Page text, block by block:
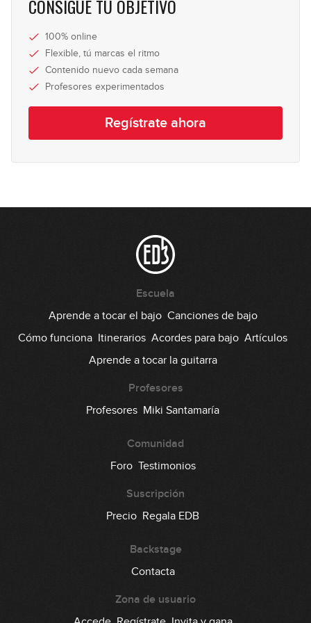
16
Consejos
CONSIGUE TU OBJETIVO
100% online
Flexible, tú marcas el ritmo
Contenido nuevo cada semana
Profesores experimentados
Regístrate ahora
Escuela
Aprende a tocar el bajo Canciones de bajo
Cómo funciona Itinerarios Acordes para bajo Artículos
Aprende a tocar la guitarra
Profesores
Profesores Miki Santamaría
Comunidad
Foro Testimonios
Suscripción
Precio Regala EDB
Backstage
Contacta
Zona de usuario